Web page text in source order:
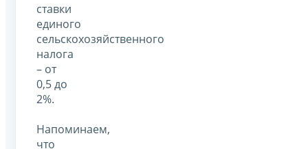
ставки
единого
сельскохозяйственного
налога
– от
0,5 до
2%.
Напоминаем,
что